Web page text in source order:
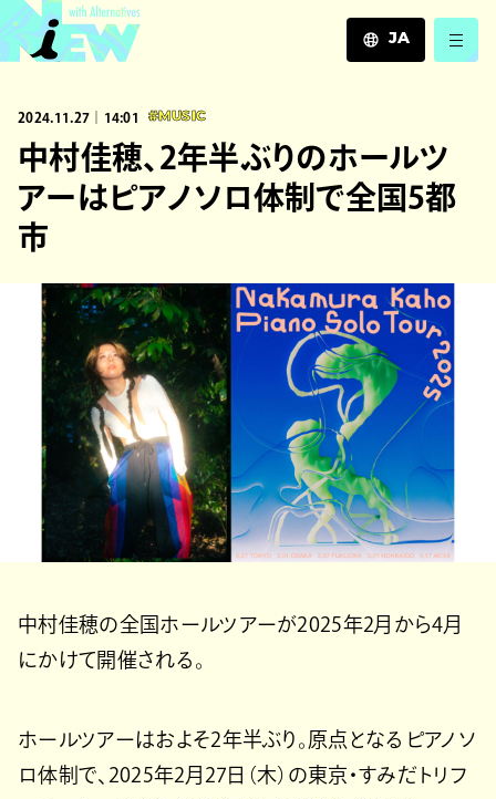
JA
ZH
2024.11.27｜14:01 #MUSIC
中村佳穂、2年半ぶりのホールツ
アーはピアノソロ体制で全国5都
市
中村佳穂の全国ホールツアーが2025年2月から4月
にかけて開催される。
ホールツアーはおよそ2年半ぶり。原点となるピアノソ
ロ体制で、2025年2月27日（木）の東京・すみだトリフ